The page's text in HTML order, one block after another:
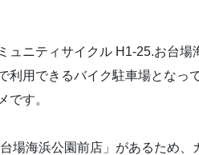
ュニティサイクル H1-25.お台
利用できるバイク駐車場となっ
です。
場海浜公園前店」があるため